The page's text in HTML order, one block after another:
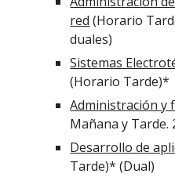
red (Horario
duales)
Sistemas
(Horario Tarde)*
Administración y
Mañana y Tarde.
Desarrollo de
Tarde)* (Dual)